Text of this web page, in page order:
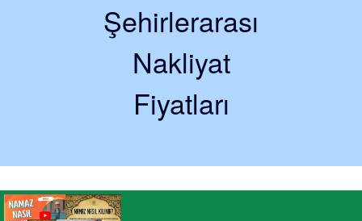
Şehirlerarası
Nakliyat
Fiyatları